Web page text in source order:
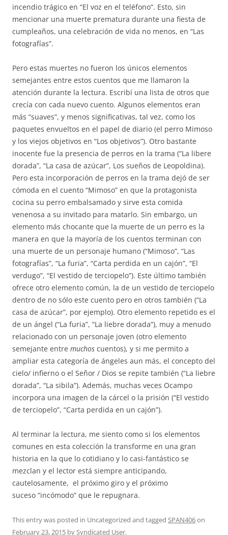
incendio trágico en “El voz en el teléfono”. Esto, sin
mencionar una muerte prematura durante una fiesta de
cumpleaños, una celebración de vida no menos, en “Las
fotografías”.
Pero estas muertes no fueron los únicos elementos
semejantes entre estos cuentos que me llamaron la
atención durante la lectura. Escribí una lista de otros que
crecía con cada nuevo cuento. Algunos elementos eran
más “suaves”, y menos significativas, tal vez, como los
paquetes envueltos en el papel de diario (el perro Mimoso
y los viejos objetivos en “Los objetivos”). Otro bastante
inocente fue la presencia de perros en la trama (“La libere
dorada”, “La casa de azúcar”, Los sueños de Leopoldina).
Pero esta incorporación de perros en la trama dejó de ser
cómoda en el cuento “Mimoso” en que la protagonista
cocina su perro embalsamado y sirve esta comida
venenosa a su invitado para matarlo. Sin embargo, un
elemento más chocante que la muerte de un perro es la
manera en que la mayoría de los cuentos terminan con
una muerte de un personaje humano (“Mimoso”, “Las
fotografías”, “La furia”, “Carta perdida en un cajón”, “El
verdugo”, “El vestido de terciopelo”). Este último también
ofrece otro elemento común, la de un vestido de terciopelo
dentro de no sólo este cuento pero en otros también (“La
casa de azúcar”, por ejemplo). Otro elemento repetido es el
de un ángel (“La furia”, “La liebre dorada”), muy a menudo
relacionado con un personaje joven (otro elemento
semejante entre muchos cuentos), y si me permito a
ampliar esta categoría de ángeles aun más, el concepto del
cielo/ infierno o el Señor / Dios se repite también (“La liebre
dorada”, “La sibila”). Además, muchas veces Ocampo
incorpora una imagen de la cárcel o la prisión (“El vestido
de terciopelo”, “Carta perdida en un cajón”).
Al terminar la lectura, me siento como si los elementos
comunes en esta colección la transforme en una gran
historia en la que lo cotidiano y lo casi-fantástico se
mezclan y el lector está siempre anticipando,
cautelosamente, el próximo giro y el próximo
suceso “incómodo” que le repugnara.
This entry was posted in Uncategorized and tagged SPAN406on
February 23, 2015 bySyndicated User.